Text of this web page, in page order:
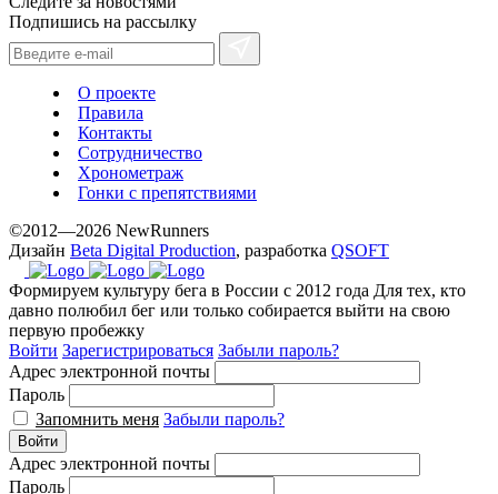
Подпишись на рассылку
О проекте
Правила
Контакты
Сотрудничество
Хронометраж
Гонки с препятствиями
©2012—2026 NewRunners
Дизайн Beta Digital Production, разработка QSOFT
Формируем культуру бега в России с 2012 года Для тех, кто
давно полюбил бег или только собирается выйти на свою
первую пробежку
Войти Зарегистрироваться Забыли пароль?
Адрес электронной почты
Пароль
Запомнить меня Забыли пароль?
Войти
Адрес электронной почты
Пароль